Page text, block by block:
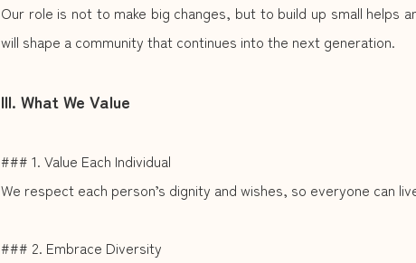
Our role is not to make big changes, but to build up small helps
will shape a community that continues into the next generation.
III. What We Value
### 1. Value Each Individual
We respect each person’s dignity and wishes, so everyone can
### 2. Embrace Diversity